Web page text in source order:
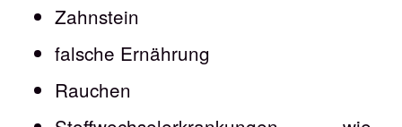
Zahnstein
falsche Ernährung
Rauchen